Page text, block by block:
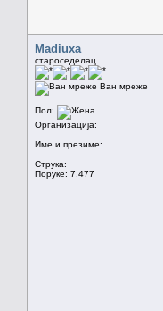
Madiuxa
староседелац
Ван мреже
Пол:
Организација:
Име и презиме:
Струка:
Поруке: 7.477